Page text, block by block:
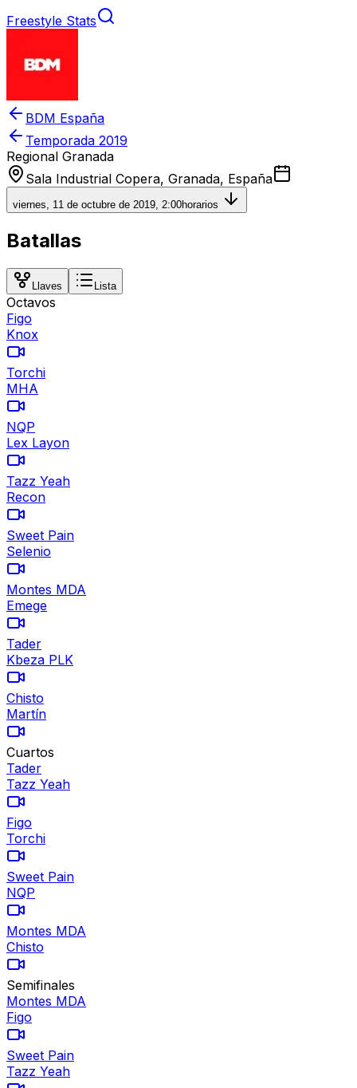
Freestyle Stats
BDM España
Temporada 2019
Regional Granada
Sala Industrial Copera, Granada, España
viernes, 11 de octubre de 2019, 2:00horarios
Batallas
Llaves Lista
Octavos
Figo
Knox
Torchi
MHA
NQP
Lex Layon
Tazz Yeah
Recon
Sweet Pain
Selenio
Montes MDA
Emege
Tader
Kbeza PLK
Chisto
Martín
Cuartos
Tader
Tazz Yeah
Figo
Torchi
Sweet Pain
NQP
Montes MDA
Chisto
Semifinales
Montes MDA
Figo
Sweet Pain
Tazz Yeah